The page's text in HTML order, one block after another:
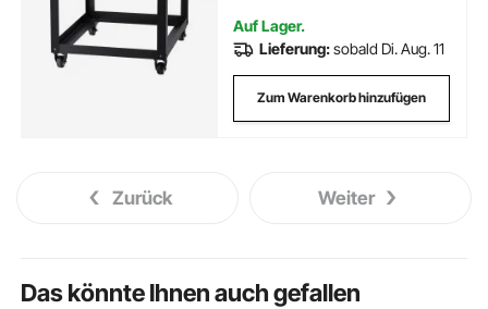
Auf Lager.
Lieferung:sobald Di. Aug. 11
Zum Warenkorb hinzufügen
Zurück Weiter
Das könnte Ihnen auch gefallen